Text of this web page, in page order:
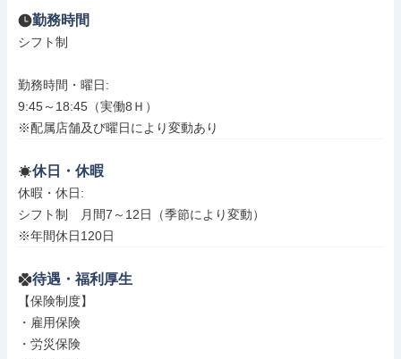
勤務時間
シフト制
勤務時間・曜日:
9:45～18:45（実働8Ｈ）
※配属店舗及び曜日により変動あり
休日・休暇
休暇・休日:
シフト制　月間7～12日（季節により変動）
※年間休日120日
待遇・福利厚生
【保険制度】
・雇用保険
・労災保険